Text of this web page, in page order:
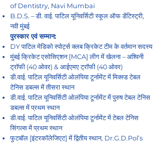
of Dentistry, Navi Mumbai
B.D.S. – डी. वाई. पाटिल यूनिवर्सिटी स्कूल ऑफ डेंटिस्ट्री,
नवी मुंबई
पुरस्कार एवं सम्मान:
DY पाटिल मेडिको स्पोर्ट्स क्लब क्रिकेट टीम के वर्तमान सदस्य
मुंबई क्रिकेट एसोसिएशन [MCA] लीग में खेलना – अश्विनी
ट्रॉफी (40 ओवर) & आईएमए ट्रॉफी (40 ओवर)
डी.वाई. पाटिल यूनिवर्सिटी ओलंपिया टूर्नामेंट में मिक्स्ड टेबल
टेनिस डबल्स में तीसरा स्थान
डी.वाई. पाटिल यूनिवर्सिटी ओलंपिया टूर्नामेंट में पुरुष टेबल टेनिस
डबल्स में प्रथम स्थान
डी.वाई. पाटिल यूनिवर्सिटी ओलंपिया टूर्नामेंट में टेबल टेनिस
सिंगल्स में प्रथम स्थान
फुटबॉल [इंटरकॉलेजिएट] में द्वितीय स्थान, Dr.G.D.Pol’s